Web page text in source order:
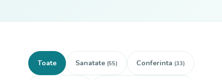
Toate Sanatate (55) Conferinta (33)